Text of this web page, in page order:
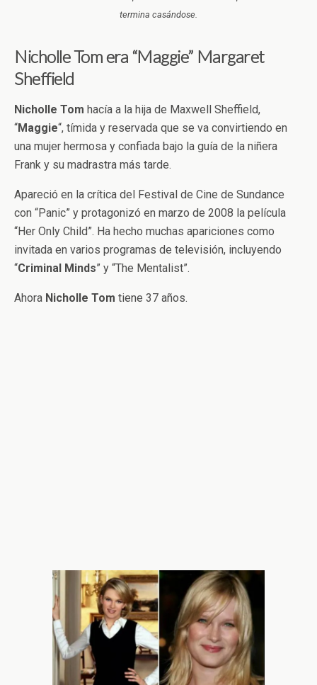
termina casándose.
Nicholle Tom era “Maggie” Margaret
Sheffield
Nicholle Tom hacía a la hija de Maxwell Sheffield,
“Maggie“, tímida y reservada que se va convirtiendo en
una mujer hermosa y confiada bajo la guía de la niñera
Frank y su madrastra más tarde.
Apareció en la crítica del Festival de Cine de Sundance
con “Panic” y protagonizó en marzo de 2008 la película
“Her Only Child”. Ha hecho muchas apariciones como
invitada en varios programas de televisión, incluyendo
“Criminal Minds” y “The Mentalist”.
Ahora Nicholle Tom tiene 37 años.